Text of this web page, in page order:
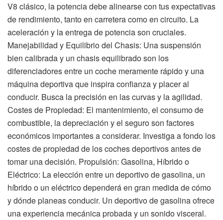
V8 clásico, la potencia debe alinearse con tus expectativas
de rendimiento, tanto en carretera como en circuito. La
aceleración y la entrega de potencia son cruciales.
Manejabilidad y Equilibrio del Chasis: Una suspensión
bien calibrada y un chasis equilibrado son los
diferenciadores entre un coche meramente rápido y una
máquina deportiva que inspira confianza y placer al
conducir. Busca la precisión en las curvas y la agilidad.
Costes de Propiedad: El mantenimiento, el consumo de
combustible, la depreciación y el seguro son factores
económicos importantes a considerar. Investiga a fondo los
costes de propiedad de los coches deportivos antes de
tomar una decisión. Propulsión: Gasolina, Híbrido o
Eléctrico: La elección entre un deportivo de gasolina, un
híbrido o un eléctrico dependerá en gran medida de cómo
y dónde planeas conducir. Un deportivo de gasolina ofrece
una experiencia mecánica probada y un sonido visceral.